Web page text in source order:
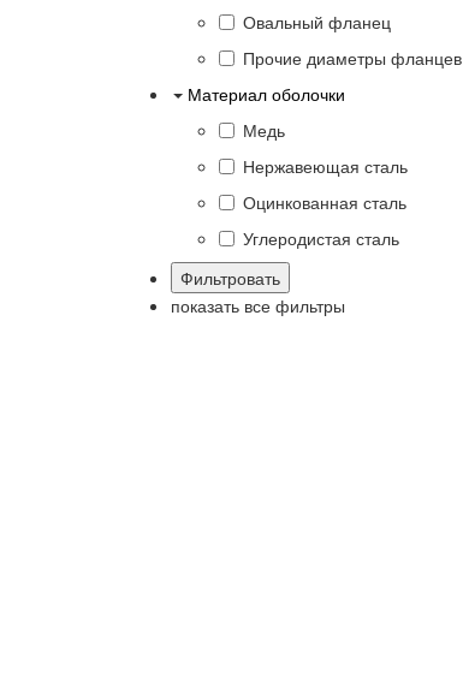
Овальный фланец
Прочие диаметры фланцев
Материал оболочки
Медь
Нержавеющая сталь
Оцинкованная сталь
Углеродистая сталь
показать все фильтры